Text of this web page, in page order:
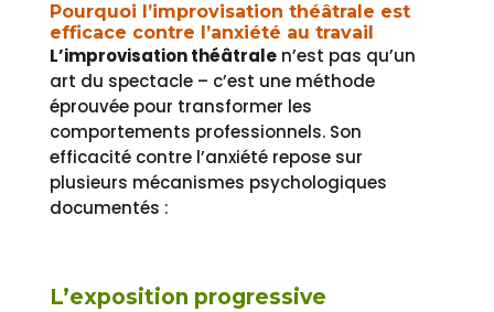
Pourquoi l’improvisation théâtrale est
efficace contre l’anxiété au travail
L’improvisation théâtralen’est pas qu’un
art du spectacle – c’est une méthode
éprouvée pour transformer les
comportements professionnels. Son
efficacité contre l’anxiété repose sur
plusieurs mécanismes psychologiques
documentés :
L’exposition progressive